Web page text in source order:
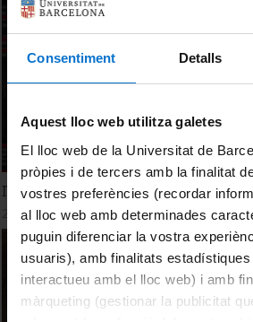
Consentiment Detalls
Aquest lloc web utilitza galetes
El lloc web de la Universitat de
pròpies i de tercers amb la finalitat
vostres preferències (recordar
al lloc web amb determinades
puguin diferenciar la vostra
usuaris), amb finalitats
interactueu amb el lloc web) i amb
màrqueting (gestionar la publicitat
IV Dia de la Memòria UB: «La
26 gener, 2026